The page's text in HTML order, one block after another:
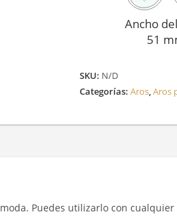
Ancho
51
SKU: N/D
Categorías: Aros,Aros
Puedes utilizarlo con